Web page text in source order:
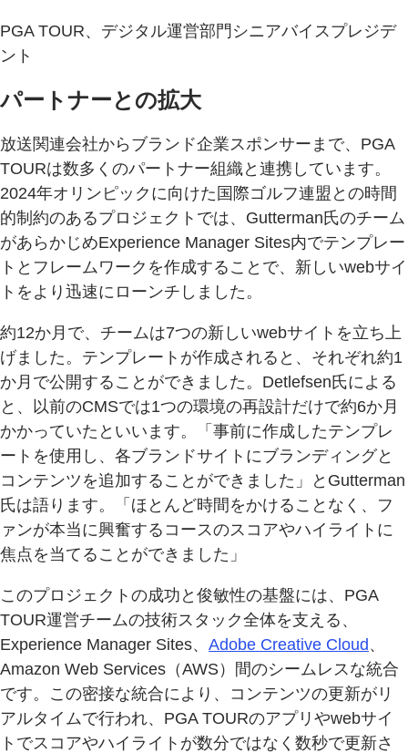
PGA TOUR、デジタル運営部門シニアバイスプレジデ
ント
パートナーとの拡大
放送関連会社からブランド企業スポンサーまで、PGA
TOURは数多くのパートナー組織と連携しています。
2024年オリンピックに向けた国際ゴルフ連盟との時間
的制約のあるプロジェクトでは、Gutterman氏のチーム
があらかじめExperience Manager Sites内でテンプレー
トとフレームワークを作成することで、新しいwebサイ
トをより迅速にローンチしました。
約12か月で、チームは7つの新しいwebサイトを立ち上
げました。テンプレートが作成されると、それぞれ約1
か月で公開することができました。Detlefsen氏による
と、以前のCMSでは1つの環境の再設計だけで約6か月
かかっていたといいます。「事前に作成したテンプレ
ートを使用し、各ブランドサイトにブランディングと
コンテンツを追加することができました」とGutterman
氏は語ります。「ほとんど時間をかけることなく、フ
ァンが本当に興奮するコースのスコアやハイライトに
焦点を当てることができました」
このプロジェクトの成功と俊敏性の基盤には、PGA
TOUR運営チームの技術スタック全体を支える、
Experience Manager Sites、 Adobe Creative Cloud、
Amazon Web Services（AWS）間のシームレスな統合
です。この密接な統合により、コンテンツの更新がリ
アルタイムで行われ、PGA TOURのアプリやwebサイ
トでスコアやハイライトが数分ではなく数秒で更新さ